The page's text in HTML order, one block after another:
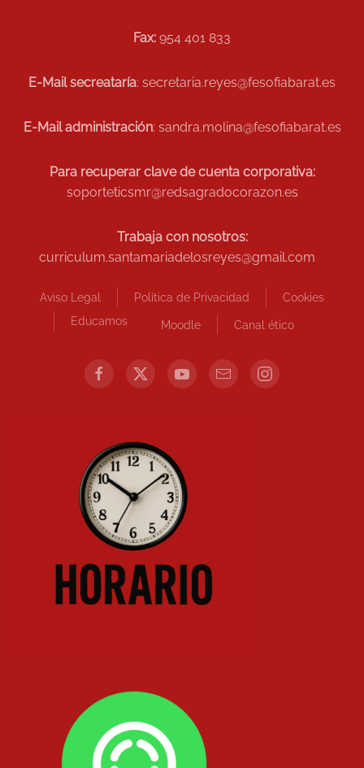
Fax: 954 401 833
E-Mail secreataría: secretaria.reyes@fesofiabarat.es
E-Mail administración: sandra.molina@fesofiabarat.es
Para recuperar clave de cuenta corporativa:
soporteticsmr@redsagradocorazon.es
Trabaja con nosotros:
curriculum.santamariadelosreyes@gmail.com
Aviso Legal Política de Privacidad
Cookies
Educamos
Moodle Canal ético